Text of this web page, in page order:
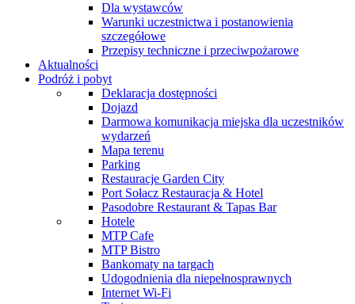
Dla wystawców
Warunki uczestnictwa i postanowienia
szczegółowe
Przepisy techniczne i przeciwpożarowe
Aktualności
Podróż i pobyt
Deklaracja dostępności
Dojazd
Darmowa komunikacja miejska dla uczestników
wydarzeń
Mapa terenu
Parking
Restauracje Garden City
Port Sołacz Restauracja & Hotel
Pasodobre Restaurant & Tapas Bar
Hotele
MTP Cafe
MTP Bistro
Bankomaty na targach
Udogodnienia dla niepełnosprawnych
Internet Wi-Fi